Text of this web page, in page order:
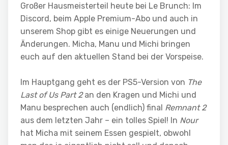
Großer Hausmeisterteil heute bei Le Brunch: Im
Discord, beim Apple Premium-Abo und auch in
unserem Shop gibt es einige Neuerungen und
Änderungen. Micha, Manu und Michi bringen
euch auf den aktuellen Stand bei der Vorspeise.
Im Hauptgang geht es der PS5-Version von The
Last of Us Part 2an den Kragen und Michi und
Manu besprechen auch (endlich) final Remnant 2
aus dem letzten Jahr – ein tolles Spiel! In Nour
hat Micha mit seinem Essen gespielt, obwohl